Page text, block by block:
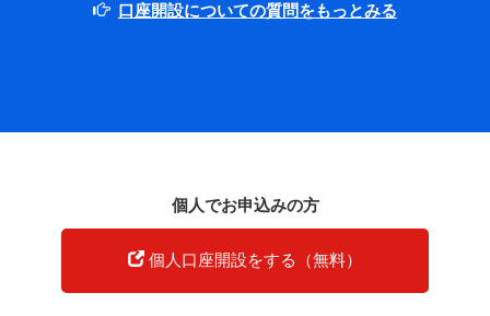
主婦の方でも口座開設は可能です。
口座開設についての質問をもっとみる
個人でお申込みの方
個人口座開設をする（無料）